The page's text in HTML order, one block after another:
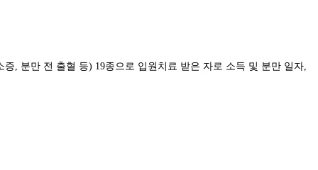
, 분만 전 출혈 등) 19종으로 입원치료 받은 자로 소득 및 분만 일자,